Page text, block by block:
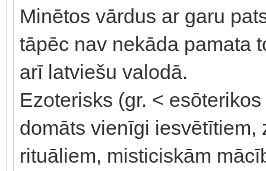
Minētos vārdus ar garu
tāpēc nav nekāda pamata
arī latviešu valodā.
Ezoterisks (gr. < esōterikos
domāts vienīgi iesvētītiem,
rituāliem, misticiskām